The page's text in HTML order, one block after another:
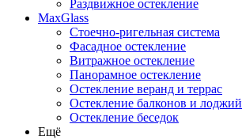
Раздвижное остекление
MaxGlass
Стоечно-ригельная система
Фасадное остекление
Витражное остекление
Панорамное остекление
Остекление веранд и террас
Остекление балконов и лоджий
Остекление беседок
Ещё